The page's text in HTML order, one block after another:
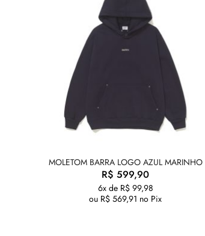
MOLETOM BARRA LOGO AZUL MARINHO
R$ 599,90
6x de R$99,98
ou R$ 569,91 no Pix